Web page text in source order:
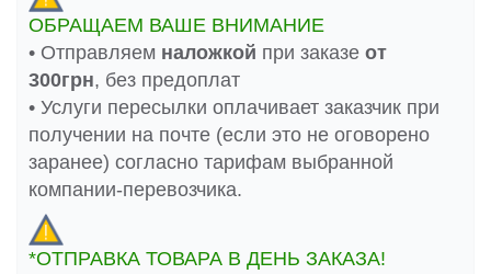
ОБРАЩАЕМ ВАШЕ ВНИМАНИЕ
• Отправляем наложкой при заказе от
300грн, без предоплат
• Услуги пересылки оплачивает заказчик при
получении на почте (если это не оговорено
заранее) согласно тарифам выбранной
компании-перевозчика.
*ОТПРАВКА ТОВАРА В ДЕНЬ ЗАКАЗА!